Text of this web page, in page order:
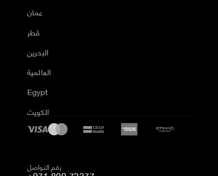
عمان
قطر
البحرين
العالمية
Egypt
الكويت
رقم التواصل